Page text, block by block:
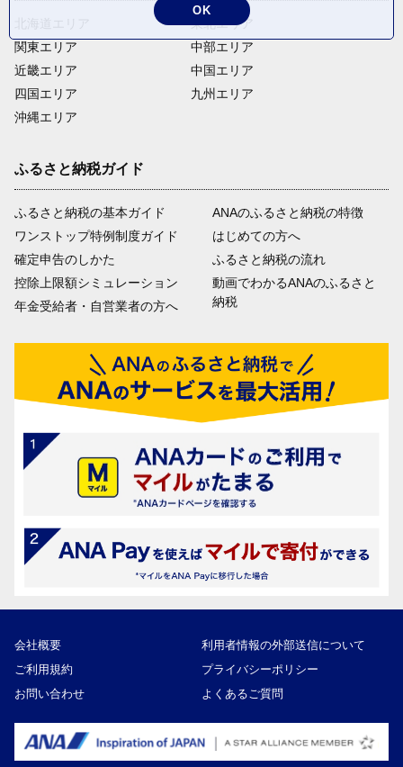
関東エリア
近畿エリア
四国エリア
沖縄エリア
東北エリア
中部エリア
中国エリア
九州エリア
ふるさと納税ガイド
ふるさと納税の基本ガイド
ワンストップ特例制度ガイド
確定申告のしかた
控除上限額シミュレーション
年金受給者・自営業者の方へ
ANAのふるさと納税の特徴
はじめての方へ
ふるさと納税の流れ
動画でわかるANAのふるさと
納税
会社概要
利用者情報の外部送信について
ご利用規約
プライバシーポリシー
お問い合わせ
よくあるご質問
OK